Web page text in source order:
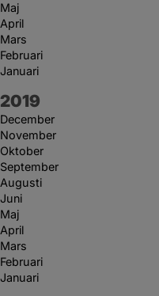
Maj
April
Mars
Februari
Januari
År:
2019
December
November
Oktober
September
Augusti
Juni
Maj
April
Mars
Februari
Januari